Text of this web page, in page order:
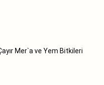
Mer`a ve Yem Bitkileri